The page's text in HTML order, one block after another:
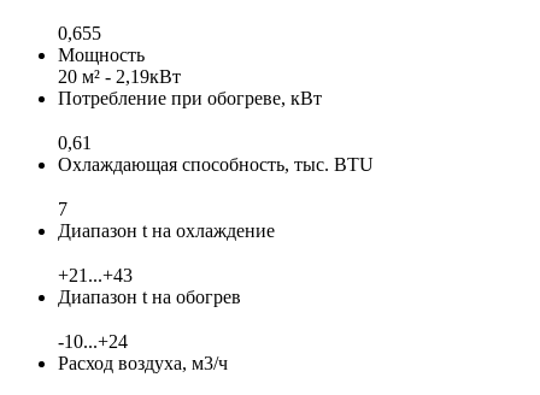
0,655
Мощность
20 м² - 2,19кВт
Потребление при обогреве, кВт
0,61
Охлаждающая способность, тыс. BTU
7
Диапазон t на охлаждение
+21...+43
Диапазон t на обогрев
-10...+24
Расход воздуха, м3/ч